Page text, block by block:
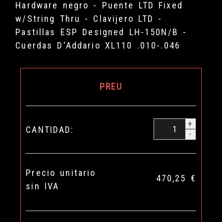
Hardware negro - Puente LTD Fixed
w/String Thru - Clavijero LTD -
Pastillas ESP Designed LH-150N/B -
Cuerdas D'Addario XL110 .010-.046
PREU
CANTIDAD:
+
-
Precio unitario
sin IVA
470,25 €